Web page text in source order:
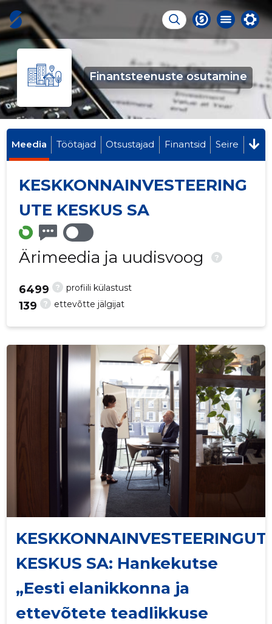
Finantsteenuste osutamine
Meedia Töötajad Otsustajad Finantsid Seire
KESKKONNAINVESTEERING
UTE KESKUS SA
Ärimeedia ja uudisvoog ?
? profiili külastust
6499
? ettevõtte jälgijat
139
KESKUS SA: Hankekutse
„Eesti elanikkonna ja
ettevõtete teadlikkuse
Saaja e-mail